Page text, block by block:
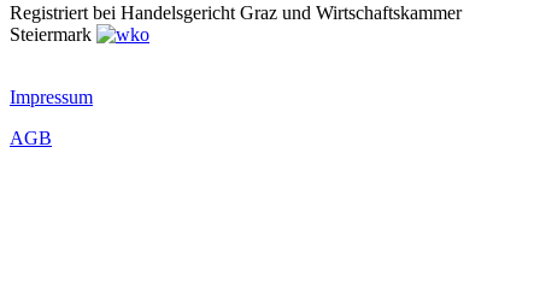
Registriert bei Handelsgericht Graz und Wirtschaftskammer
Steiermark
Impressum
AGB